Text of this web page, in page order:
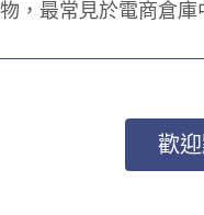
物，最常見於電商倉庫
歡